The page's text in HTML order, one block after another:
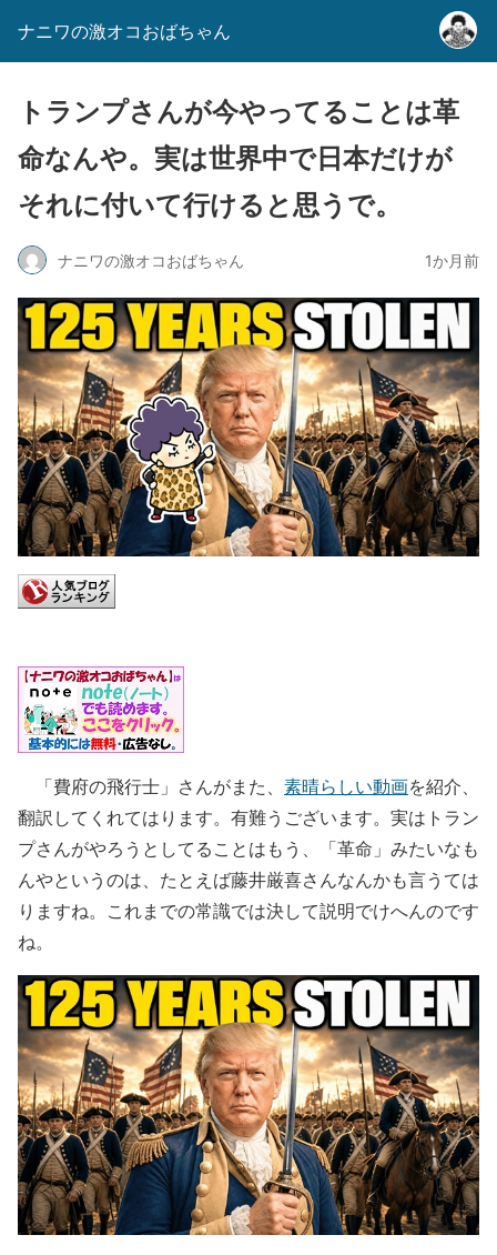
ナニワの激オコおばちゃん
トランプさんが今やってることは革
命なんや。実は世界中で日本だけが
それに付いて行けると思うで。
ナニワの激オコおばちゃん 1か月前
「費府の飛行士」さんがまた、 素晴らしい動画を紹介、
翻訳してくれてはります。有難うございます。実はトラン
プさんがやろうとしてることはもう、「革命」みたいなも
んやというのは、たとえば藤井厳喜さんなんかも言うては
りますね。これまでの常識では決して説明でけへんのです
ね。